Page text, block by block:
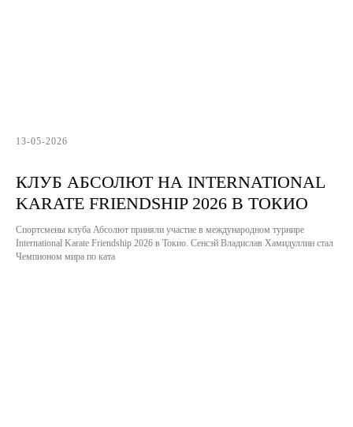
13-05-2026
КЛУБ АБСОЛЮТ НА INTERNATIONAL
KARATE FRIENDSHIP 2026 В ТОКИО
Спортсмены клуба Абсолют приняли участие в международном турнире
International Karate Friendship 2026 в Токио. Сенсэй Владислав Хамидуллин стал
Чемпионом мира по ката